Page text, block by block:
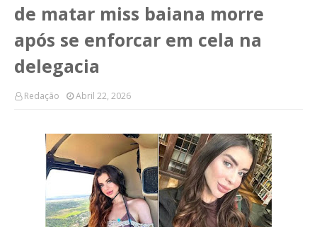
de matar miss baiana morre
após se enforcar em cela na
delegacia
Redação Abril 22, 2026